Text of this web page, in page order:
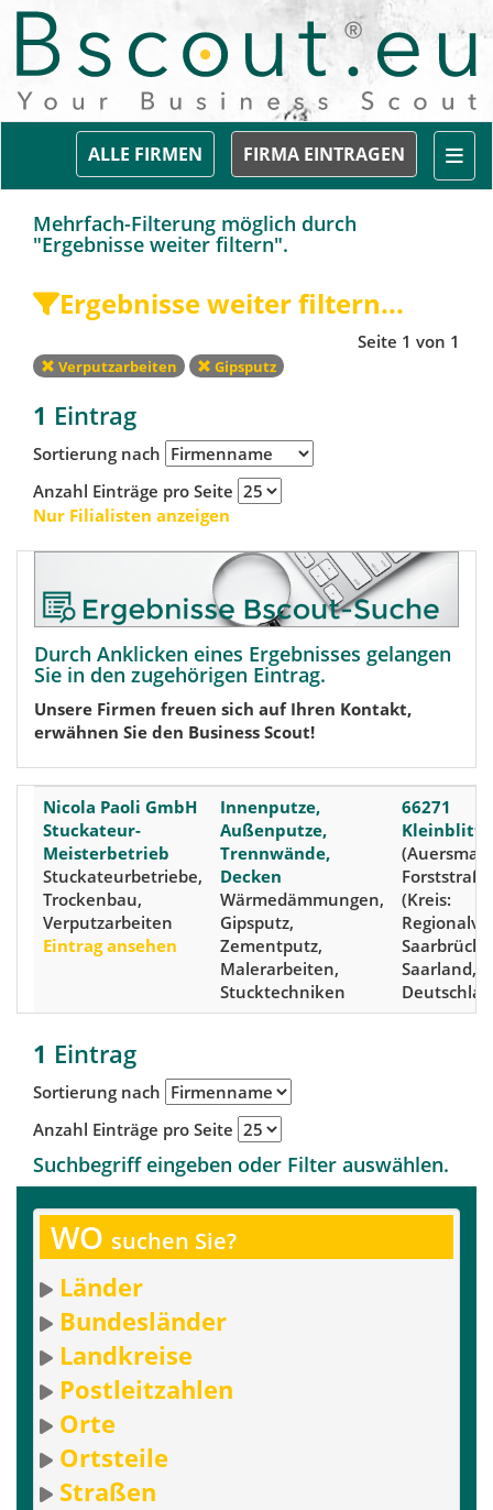
FIRMA EINTRAGEN
ALLE FIRMEN
Mehrfach-Filterung möglich durch
"Ergebnisse weiter filtern".
Ergebnisse weiter filtern...
Seite 1 von 1
Verputzarbeiten Gipsputz
1 Eintrag
Sortierung nach
Anzahl Einträge pro Seite
Nur Filialisten anzeigen
Durch Anklicken eines Ergebnisses gelangen
Sie in den zugehörigen Eintrag.
Unsere Firmen freuen sich auf Ihren Kontakt,
erwähnen Sie den Business Scout!
Nicola Paoli GmbH
Stuckateur-
Meisterbetrieb
Stuckateurbetriebe,
Trockenbau,
Verputzarbeiten
Eintrag ansehen
Innenputze,
Außenputze,
Trennwände,
Decken
Wärmedämmungen,
Gipsputz,
Zementputz,
Malerarbeiten,
Stucktechniken
66271
(Kreis:
Saarland,
1 Eintrag
Sortierung nach
Anzahl Einträge pro Seite
Suchbegriff eingeben oder Filter auswählen.
WO suchen Sie?
Länder
Bundesländer
Landkreise
Postleitzahlen
Orte
Ortsteile
Straßen